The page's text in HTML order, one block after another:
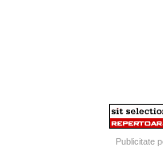
Publicitate